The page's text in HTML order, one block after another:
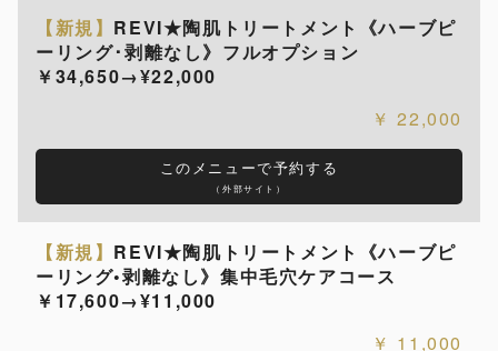
【新規】 REVI★陶肌トリートメント《ハーブピ
ーリング･剥離なし》フルオプション
￥34,650→¥22,000
22,000
このメニューで予約する
（外部サイト）
【新規】 REVI★陶肌トリートメント《ハーブピ
ーリング•剥離なし》集中毛穴ケアコース
￥17,600→¥11,000
11,000